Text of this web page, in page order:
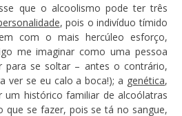
que o alcoolismo pode ter três
, pois o indivíduo tímido
com o mais hercúleo esforço,
me imaginar como uma pessoa
para se soltar – antes o contrário,
ver se eu calo a boca!); a genética,
histórico familiar de alcoólatras
que se fazer, pois se tá no sangue,